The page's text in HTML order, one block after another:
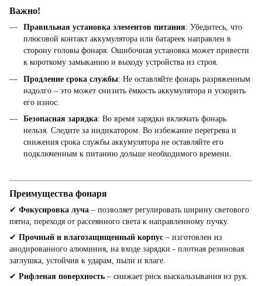
Важно!
Правильная установка элементов питания: Убедитесь, что
плюсовой контакт аккумулятора или батареек направлен в
сторону головы фонаря. Ошибочная установка может привести
к короткому замыканию и выходу устройства из строя.
Продление срока службы: Не оставляйте фонарь разряженным
надолго – это может снизить ёмкость аккумулятора и ускорить
его износ.
Безопасная зарядка: Во время зарядки включать фонарь
нельзя. Следите за индикатором. Во избежание перегрева и
снижения срока службы аккумулятора не оставляйте его
подключенным к питанию дольше необходимого времени.
Преимущества фонаря
✔ Фокусировка луча – позволяет регулировать ширину светового
пятна, переходя от рассеянного света к направленному пучку.
✔ Прочный и влагозащищенный корпус – изготовлен из
анодированного алюминия, на входе зарядки - плотная резиновая
заглушка, устойчив к ударам, пыли и влаге.
✔ Рифленая поверхность – снижает риск выскальзывания из рук.